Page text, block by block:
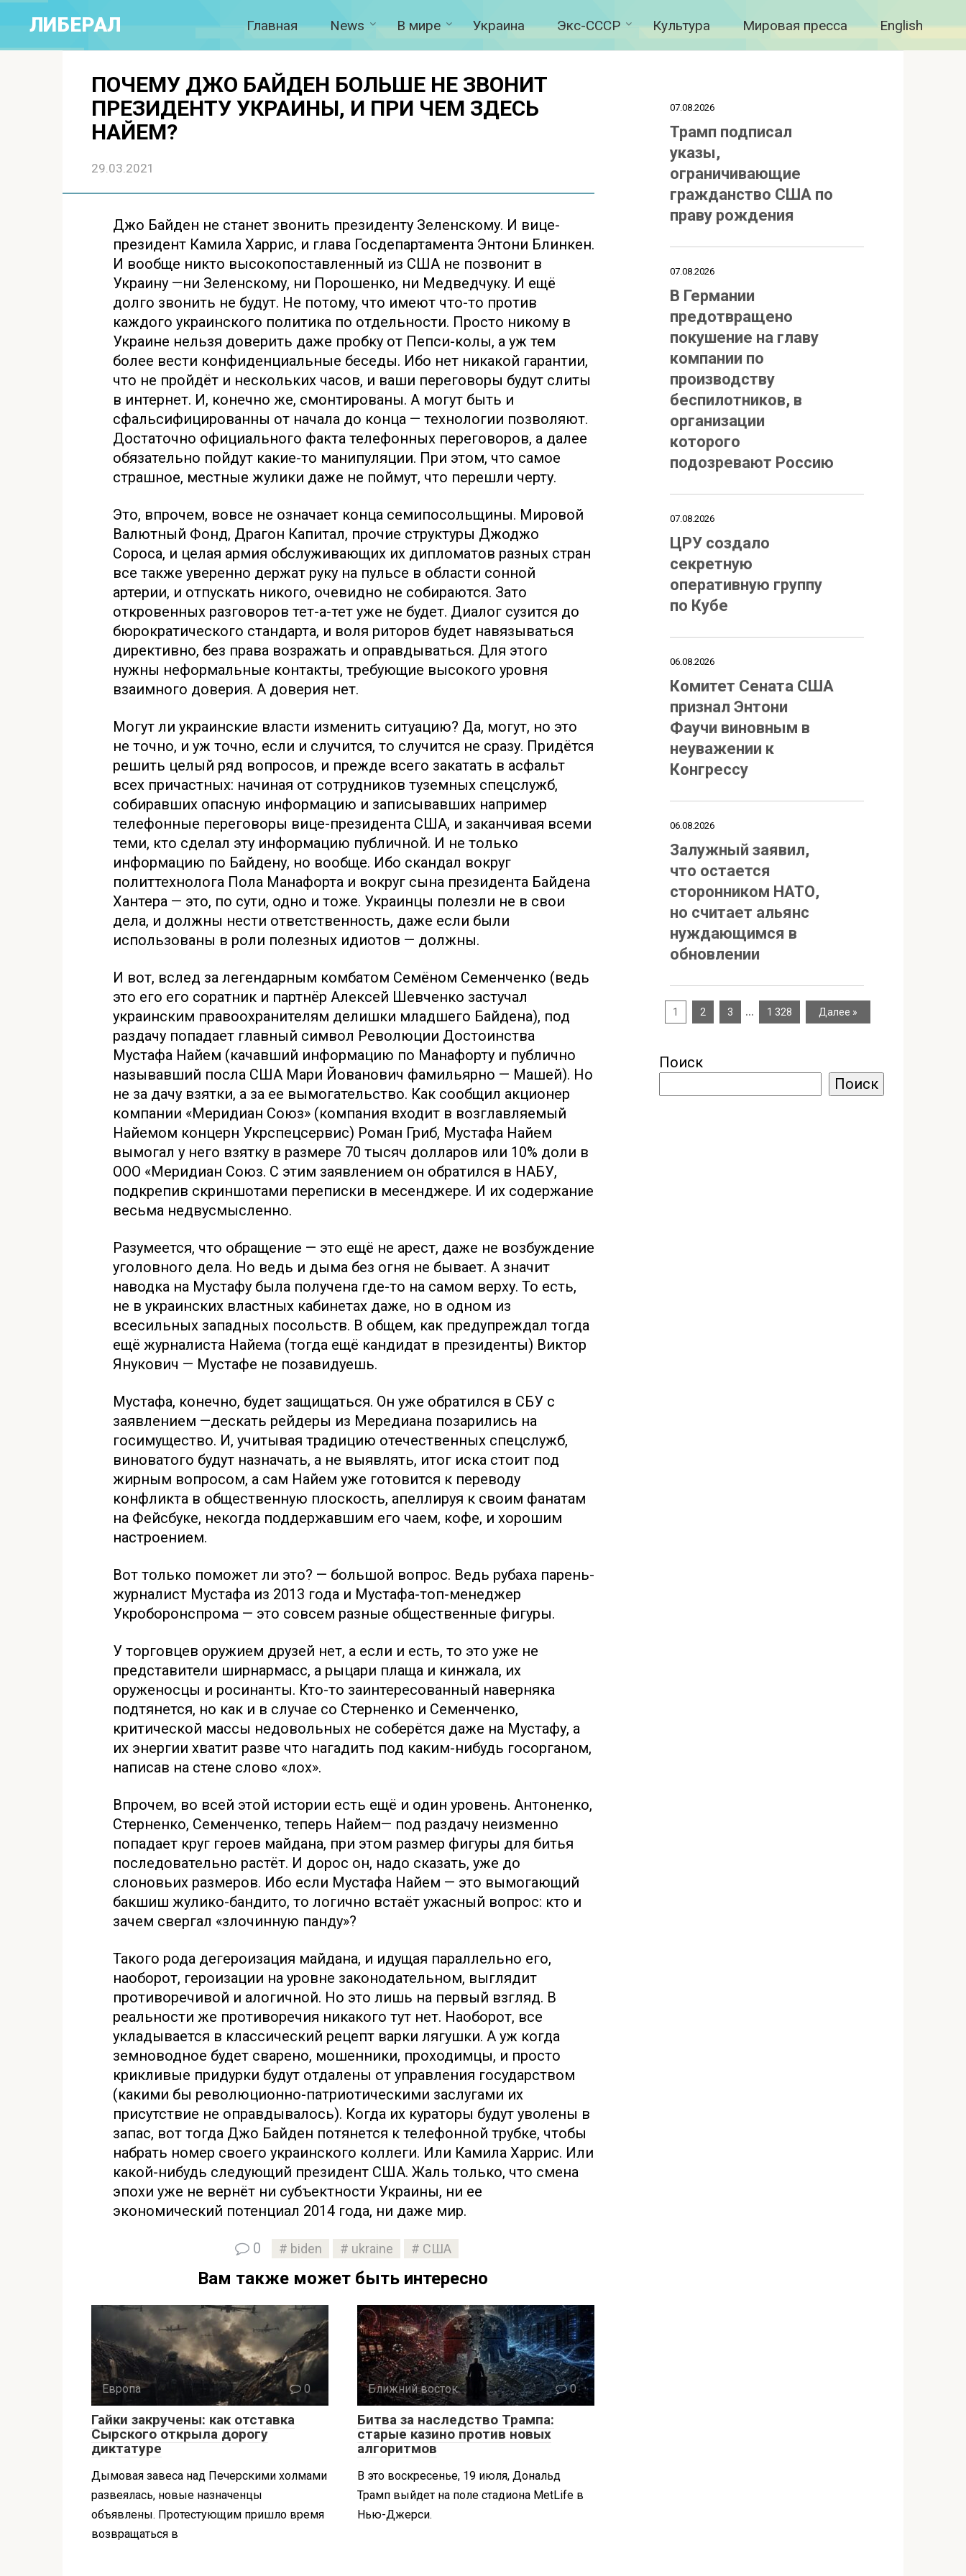
контенту
ЛИБЕРАЛ Главная News В мире Украина Экс-СССР Культура Мировая пресса English
ПОЧЕМУ ДЖО БАЙДЕН БОЛЬШЕ НЕ ЗВОНИТ
ПРЕЗИДЕНТУ УКРАИНЫ, И ПРИ ЧЕМ ЗДЕСЬ
НАЙЕМ?
29.03.2021
Джо Байден не станет звонить президенту Зеленскому. И вице-
президент Камила Харрис, и глава Госдепартамента Энтони Блинкен.
И вообще никто высокопоставленный из США не позвонит в
Украину —ни Зеленскому, ни Порошенко, ни Медведчуку. И ещё
долго звонить не будут. Не потому, что имеют что-то против
каждого украинского политика по отдельности. Просто никому в
Украине нельзя доверить даже пробку от Пепси-колы, а уж тем
более вести конфиденциальные беседы. Ибо нет никакой гарантии,
что не пройдёт и нескольких часов, и ваши переговоры будут слиты
в интернет. И, конечно же, смонтированы. А могут быть и
сфальсифицированны от начала до конца — технологии позволяют.
Достаточно официального факта телефонных переговоров, а далее
обязательно пойдут какие-то манипуляции. При этом, что самое
страшное, местные жулики даже не поймут, что перешли черту.
Это, впрочем, вовсе не означает конца семипосольщины. Мировой
Валютный Фонд, Драгон Капитал, прочие структуры Джоджо
Сороса, и целая армия обслуживающих их дипломатов разных стран
все также уверенно держат руку на пульсе в области сонной
артерии, и отпускать никого, очевидно не собираются. Зато
откровенных разговоров тет-а-тет уже не будет. Диалог сузится до
бюрократического стандарта, и воля риторов будет навязываться
директивно, без права возражать и оправдываться. Для этого
нужны неформальные контакты, требующие высокого уровня
взаимного доверия. А доверия нет.
Могут ли украинские власти изменить ситуацию? Да, могут, но это
не точно, и уж точно, если и случится, то случится не сразу. Придётся
решить целый ряд вопросов, и прежде всего закатать в асфальт
всех причастных: начиная от сотрудников туземных спецслужб,
собиравших опасную информацию и записывавших например
телефонные переговоры вице-президента США, и заканчивая всеми
теми, кто сделал эту информацию публичной. И не только
информацию по Байдену, но вообще. Ибо скандал вокруг
политтехнолога Пола Манафорта и вокруг сына президента Байдена
Хантера — это, по сути, одно и тоже. Украинцы полезли не в свои
дела, и должны нести ответственность, даже если были
использованы в роли полезных идиотов — должны.
И вот, вслед за легендарным комбатом Семёном Семенченко (ведь
это его его соратник и партнёр Алексей Шевченко застучал
украинским правоохранителям делишки младшего Байдена), под
раздачу попадает главный символ Революции Достоинства
Мустафа Найем (качавший информацию по Манафорту и публично
называвший посла США Мари Йованович фамильярно — Машей). Но
не за дачу взятки, а за ее вымогательство. Как сообщил акционер
компании «Меридиан Союз» (компания входит в возглавляемый
Найемом концерн Укрспецсервис) Роман Гриб, Мустафа Найем
вымогал у него взятку в размере 70 тысяч долларов или 10% доли в
ООО «Меридиан Союз. С этим заявлением он обратился в НАБУ,
подкрепив скриншотами переписки в месенджере. И их содержание
весьма недвусмысленно.
Разумеется, что обращение — это ещё не арест, даже не возбуждение
уголовного дела. Но ведь и дыма без огня не бывает. А значит
наводка на Мустафу была получена где-то на самом верху. То есть,
не в украинских властных кабинетах даже, но в одном из
всесильных западных посольств. В общем, как предупреждал тогда
ещё журналиста Найема (тогда ещё кандидат в президенты) Виктор
Янукович — Мустафе не позавидуешь.
Мустафа, конечно, будет защищаться. Он уже обратился в СБУ с
заявлением —дескать рейдеры из Мередиана позарились на
госимущество. И, учитывая традицию отечественных спецслужб,
виноватого будут назначать, а не выявлять, итог иска стоит под
жирным вопросом, а сам Найем уже готовится к переводу
конфликта в общественную плоскость, апеллируя к своим фанатам
на Фейсбуке, некогда поддержавшим его чаем, кофе, и хорошим
настроением.
Вот только поможет ли это? — большой вопрос. Ведь рубаха парень-
журналист Мустафа из 2013 года и Мустафа-топ-менеджер
Укроборонспрома — это совсем разные общественные фигуры.
У торговцев оружием друзей нет, а если и есть, то это уже не
представители ширнармасс, а рыцари плаща и кинжала, их
оруженосцы и росинанты. Кто-то заинтересованный наверняка
подтянется, но как и в случае со Стерненко и Семенченко,
критической массы недовольных не соберётся даже на Мустафу, а
их энергии хватит разве что нагадить под каким-нибудь госорганом,
написав на стене слово «лох».
Впрочем, во всей этой истории есть ещё и один уровень. Антоненко,
Стерненко, Семенченко, теперь Найем— под раздачу неизменно
попадает круг героев майдана, при этом размер фигуры для битья
последовательно растёт. И дорос он, надо сказать, уже до
слоновьих размеров. Ибо если Мустафа Найем — это вымогающий
бакшиш жулико-бандито, то логично встаёт ужасный вопрос: кто и
зачем свергал «злочинную панду»?
Такого рода дегероизация майдана, и идущая параллельно его,
наоборот, героизации на уровне законодательном, выглядит
противоречивой и алогичной. Но это лишь на первый взгляд. В
реальности же противоречия никакого тут нет. Наоборот, все
укладывается в классический рецепт варки лягушки. А уж когда
земноводное будет сварено, мошенники, проходимцы, и просто
крикливые придурки будут отдалены от управления государством
(какими бы революционно-патриотическими заслугами их
присутствие не оправдывалось). Когда их кураторы будут уволены в
запас, вот тогда Джо Байден потянется к телефонной трубке, чтобы
набрать номер своего украинского коллеги. Или Камила Харрис. Или
какой-нибудь следующий президент США. Жаль только, что смена
эпохи уже не вернёт ни субъектности Украины, ни ее
экономический потенциал 2014 года, ни даже мир.
0 biden ukraine США
Вам также может быть интересно
Европа 0
Гайки закручены: как отставка
Сырского открыла дорогу
диктатуре
Дымовая завеса над Печерскими холмами
развеялась, новые назначенцы
объявлены. Протестующим пришло время
возвращаться в
Ближний восток 0
Битва за наследство Трампа:
старые казино против новых
алгоритмов
В это воскресенье, 19 июля, Дональд
Трамп выйдет на поле стадиона MetLife в
Нью-Джерси.
07.08.2026
Трамп подписал
указы,
ограничивающие
гражданство США по
праву рождения
07.08.2026
В Германии
предотвращено
покушение на главу
компании по
производству
беспилотников, в
организации
которого
подозревают Россию
07.08.2026
ЦРУ создало
секретную
оперативную группу
по Кубе
06.08.2026
Комитет Сената США
признал Энтони
Фаучи виновным в
неуважении к
Конгрессу
06.08.2026
Залужный заявил,
что остается
сторонником НАТО,
но считает альянс
нуждающимся в
обновлении
1 2 3 … 1 328 Далее »
Поиск
Поиск